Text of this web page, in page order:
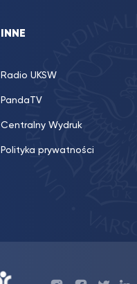
INNE
Radio UKSW
PandaTV
Centralny Wydruk
Polityka prywatności